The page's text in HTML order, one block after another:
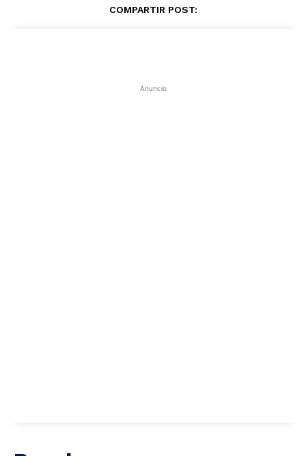
COMPARTIR POST:
Anuncio